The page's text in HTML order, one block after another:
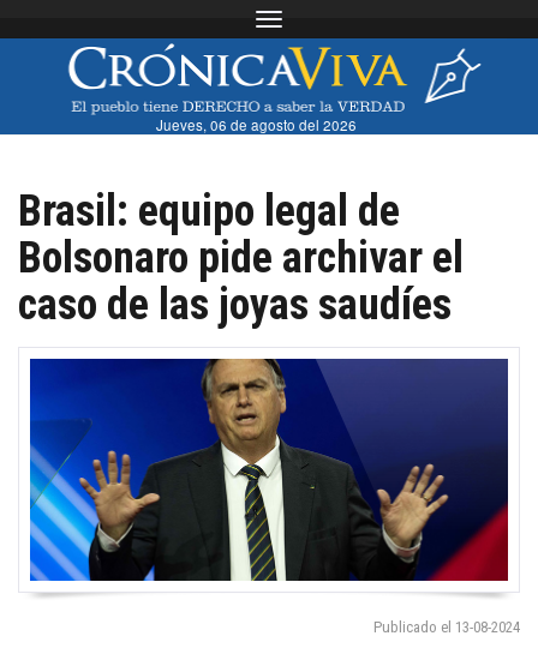
Toggle navigation
Jueves, 06 de agosto del 2026
Brasil: equipo legal de
Bolsonaro pide archivar el
caso de las joyas saudíes
Publicado el 13-08-2024